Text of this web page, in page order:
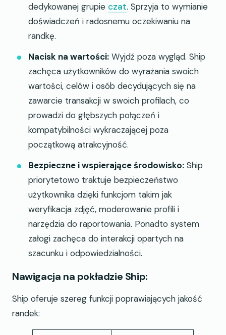
dedykowanej grupie czat. Sprzyja to wymianie
doświadczeń i radosnemu oczekiwaniu na
randkę.
Nacisk na wartości: Wyjdź poza wygląd. Ship
zachęca użytkowników do wyrażania swoich
wartości, celów i osób decydujących się na
zawarcie transakcji w swoich profilach, co
prowadzi do głębszych połączeń i
kompatybilności wykraczającej poza
początkową atrakcyjność.
Bezpieczne i wspierające środowisko: Ship
priorytetowo traktuje bezpieczeństwo
użytkownika dzięki funkcjom takim jak
weryfikacja zdjęć, moderowanie profili i
narzędzia do raportowania. Ponadto system
załogi zachęca do interakcji opartych na
szacunku i odpowiedzialności.
Nawigacja na pokładzie Ship:
Ship oferuje szereg funkcji poprawiających jakość
randek: